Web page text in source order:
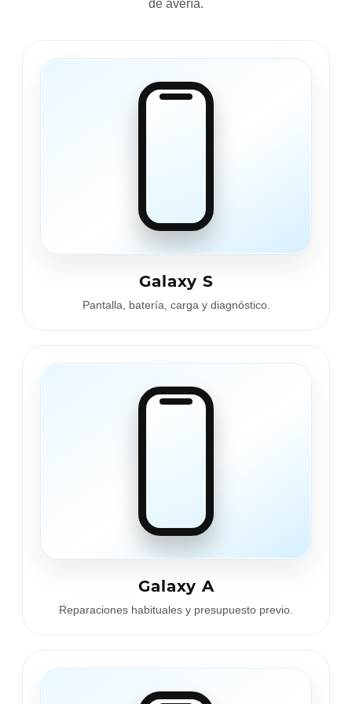
de avería.
Galaxy S
Pantalla, batería, carga y diagnóstico.
Galaxy A
Reparaciones habituales y presupuesto previo.